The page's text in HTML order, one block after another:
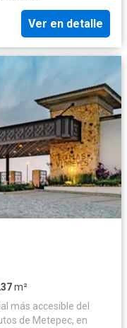
Ver en detalle
m²
más accesible del
de Metepec, en